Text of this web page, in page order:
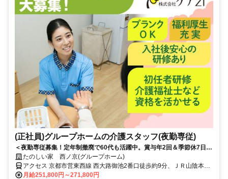
(正社員)グループホームの介護スタッフ(夜勤専従)
＜夜勤専従募集！定年制撤廃で60代も活躍中。賞与年2回＆季節休7日◎
少ない日数でしっかり稼げる！＞賞与年2回＆昇給あり！定年制撤廃で
長く安定して働けます。少人数制で寄り添うケアができる温かいグルー
プホームです◎
たのしい家 西ノ京(グループホーム)
アクセス 京都市営東西線 西大路御池2番口徒歩約9分、ＪＲ山陰本線
円町徒歩約10分、京都市営東西線 二条3番口徒歩約10分 JR・京都市
月給251,800円～271,800円